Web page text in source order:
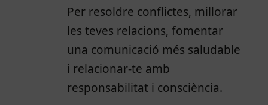
Per resoldre conflictes, millorar
les teves relacions, fomentar
una comunicació més saludable
i relacionar-te amb
responsabilitat i consciència.